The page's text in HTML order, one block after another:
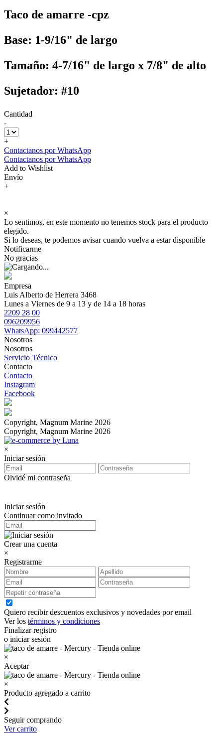
Taco de amarre -cpz
Base: 1-9/16" de largo
Tamaño: 4-7/16" de largo x 7/8" de alto
Sujetador: #10
Cantidad
-
+
Contactanos por WhatsApp
Contactanos por WhatsApp
Add to Wishlist
Envío
+
×
Lo sentimos, en este momento no tenemos stock para el producto
elegido.
Si lo deseas, te podemos avisar cuando vuelva a estar disponible
Notificarme
No gracias
Empresa
Luis Alberto de Herrera 3468
Lunes a Viernes de 9 a 13 y de 14 a 18 horas
2209 28 00
096209956
WhatsApp: 099442577
Nosotros
Nosotros
Servicio Técnico
Contacto
Contacto
Instagram
Facebook
Copyright, Magnum Marine 2026
Copyright, Magnum Marine 2026
×
Iniciar sesión
Olvidé mi contraseña
Iniciar sesión
Continuar como invitado
Crear una cuenta
×
Registrarme
Quiero recibir descuentos exclusivos y novedades por email
Ver los términos y condiciones
Finalizar registro
o iniciar sesión
×
Aceptar
×
Producto agregado a carrito
Seguir comprando
Ver carrito